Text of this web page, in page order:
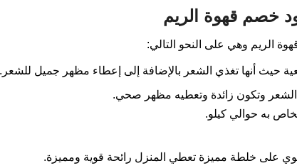
خصم قهوة الريم
الريم وهي على النحو التالي:
حيث أنها تغذي الشعر بالإضافة إلى إعطاء مظهر جميل للشعر.
الشعر وتكون زائدة وتعطيه مظهر صحي.
به حوالي كيلو.
على خلطة مميزة تعطي المنزل رائحة قوية ومميزة.